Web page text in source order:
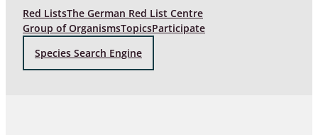
Red ListsThe German Red List Centre
Group of OrganismsTopicsParticipate
Species Search Engine